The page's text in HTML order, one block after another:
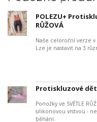
POLEZU+
RŮŽOVÁ
Naše celoroční verze v
Lze je nastavit na 3
Protiskluzové
Ponožky ve SVĚTLE
silikonovou vrstvou -
běhání.